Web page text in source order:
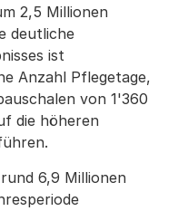
2,5 Millionen
deutliche
ist
Anzahl Pflegetage,
von 1'360
die höheren
6,9 Millionen